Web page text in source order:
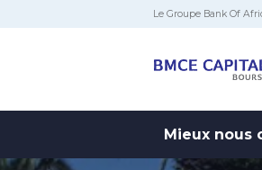
Le Groupe Bank Of
Mieux nous